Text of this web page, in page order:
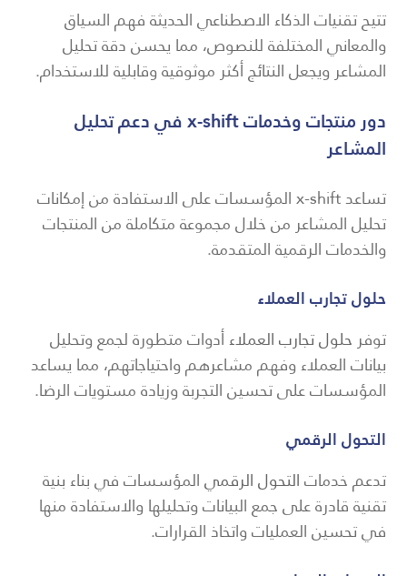
تتيح تقنيات الذكاء الاصطناعي الحديثة فهم السياق
والمعاني المختلفة للنصوص، مما يحسن دقة تحليل
المشاعر ويجعل النتائج أكثر موثوقية وقابلية للاستخدام.
دور منتجات وخدمات x-shift في دعم تحليل
المشاعر
تساعد x-shift المؤسسات على الاستفادة من إمكانات
تحليل المشاعر من خلال مجموعة متكاملة من المنتجات
والخدمات الرقمية المتقدمة.
حلول تجارب العملاء
توفر حلول تجارب العملاءأدوات متطورة لجمع وتحليل
بيانات العملاء وفهم مشاعرهم واحتياجاتهم، مما يساعد
المؤسسات على تحسين التجربة وزيادة مستويات الرضا.
التحول الرقمي
تدعم خدماتالتحول الرقميالمؤسسات في بناء بنية
تقنية قادرة على جمع البيانات وتحليلها والاستفادة منها
في تحسين العمليات واتخاذ القرارات.